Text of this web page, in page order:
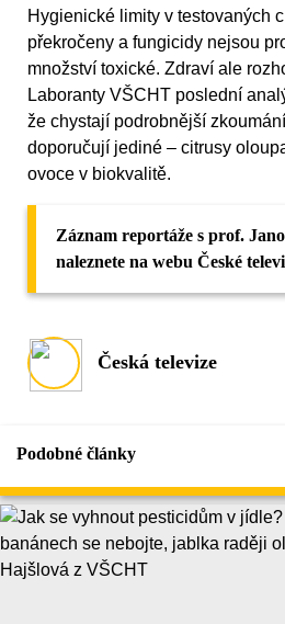
Hygienické limity v testovaných
překročeny a fungicidy nejsou
množství toxické. Zdraví ale
Laboranty VŠCHT poslední
že chystají podrobnější
doporučují jediné – citrusy
ovoce v biokvalitě.
Záznam reportáže s prof.
naleznete na webu České
Česká televize
Podobné články